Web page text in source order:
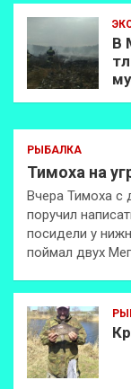
В
РЫБАЛКА
Тимоха на
Вчера Тимоха с
поручил
посидели у
поймал двух